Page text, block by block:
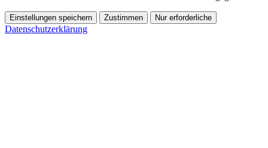
Einstellungen speichern Zustimmen Nur erforderliche
Datenschutzerklärung